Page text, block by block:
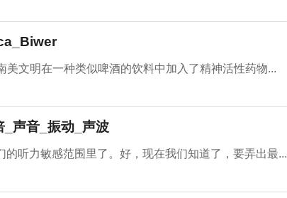
文明在一种类似啤酒的饮料中加入了精神活性药物...
_声音_振动_声波
听力敏感范围里了。好，现在我们知道了，要弄出最...